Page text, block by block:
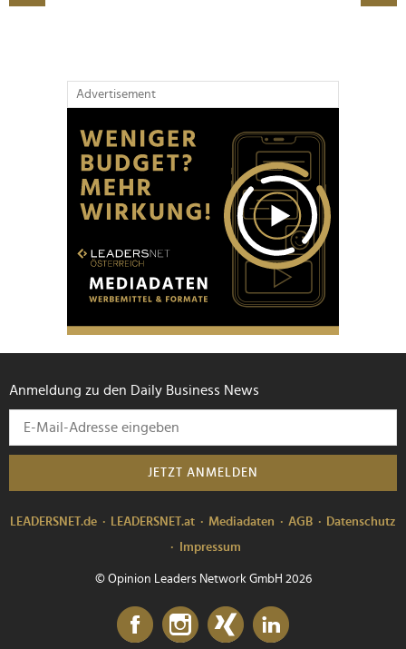
Advertisement
Anmeldung zu den Daily Business News
JETZT ANMELDEN
LEADERSNET.de LEADERSNET.at Mediadaten AGB
Datenschutz
Impressum
© Opinion Leaders Network GmbH 2026